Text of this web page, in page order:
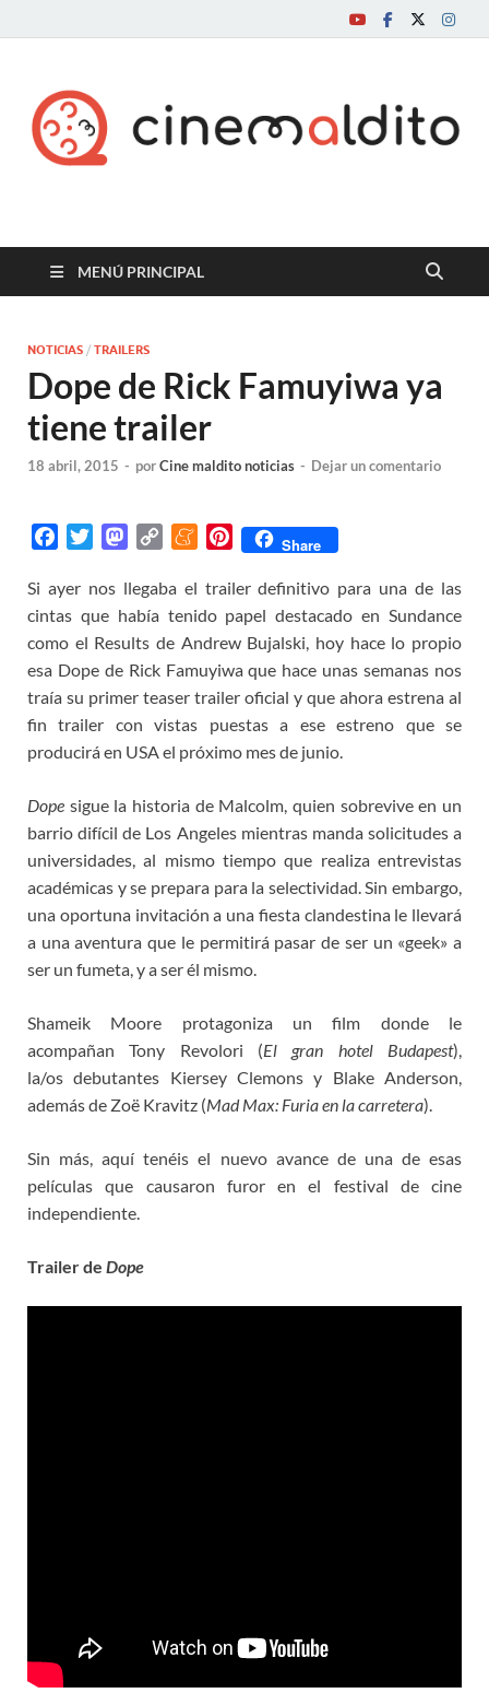
Cine maldito
MENÚ PRINCIPAL
NOTICIAS / TRAILERS
Dope de Rick Famuyiwa ya
tiene trailer
18 abril, 2015 - porCine maldito noticias - Dejar un comentario
c
e
b
o
o
k
i
t
t
e
r
M
s
t
o
d
o
n
p
y
L
n
k
M
n
e
a
m
e
P
n
t
e
r
e
s
t
Share
Si ayer nos llegaba el trailer definitivo para una de las
cintas que había tenido papel destacado en Sundance
como el Results de Andrew Bujalski, hoy hace lo propio
esa Dope de Rick Famuyiwa que hace unas semanas nos
traía su primer teaser trailer oficial y que ahora estrena al
fin trailer con vistas puestas a ese estreno que se
producirá en USA el próximo mes de junio.
Dope sigue la historia de Malcolm, quien sobrevive en un
barrio difícil de Los Angeles mientras manda solicitudes a
universidades, al mismo tiempo que realiza entrevistas
académicas y se prepara para la selectividad. Sin embargo,
una oportuna invitación a una fiesta clandestina le llevará
a una aventura que le permitirá pasar de ser un «geek» a
ser un fumeta, y a ser él mismo.
Shameik Moore protagoniza un film donde le
acompañan Tony Revolori (El gran hotel Budapest),
la/os debutantes Kiersey Clemons y Blake Anderson,
además de Zoë Kravitz (Mad Max: Furia en la carretera).
Sin más, aquí tenéis el nuevo avance de una de esas
películas que causaron furor en el festival de cine
independiente.
Trailer de Dope